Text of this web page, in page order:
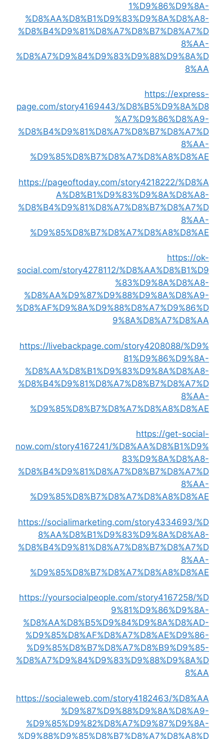
1%D9%86%D9%8A-
%D8%AA%D8%B1%D9%83%D9%8A%D8%A8-
%D8%B4%D9%81%D8%A7%D8%B7%D8%A7%D
8%AA-
%D8%A7%D9%84%D9%83%D9%88%D9%8A%D
8%AA
https://express-
page.com/story4169443/%D8%B5%D9%8A%D8
%A7%D9%86%D8%A9-
%D8%B4%D9%81%D8%A7%D8%B7%D8%A7%D
8%AA-
%D9%85%D8%B7%D8%A7%D8%A8%D8%AE
https://pageoftoday.com/story4218222/%D8%A
A%D8%B1%D9%83%D9%8A%D8%A8-
%D8%B4%D9%81%D8%A7%D8%B7%D8%A7%D
8%AA-
%D9%85%D8%B7%D8%A7%D8%A8%D8%AE
https://ok-
social.com/story4278112/%D8%AA%D8%B1%D9
%83%D9%8A%D8%A8-
%D8%AA%D9%87%D9%88%D9%8A%D8%A9-
%D8%AF%D9%8A%D9%88%D8%A7%D9%86%D
9%8A%D8%A7%D8%AA
https://livebackpage.com/story4208088/%D9%
81%D9%86%D9%8A-
%D8%AA%D8%B1%D9%83%D9%8A%D8%A8-
%D8%B4%D9%81%D8%A7%D8%B7%D8%A7%D
8%AA-
%D9%85%D8%B7%D8%A7%D8%A8%D8%AE
https://get-social-
now.com/story4167241/%D8%AA%D8%B1%D9%
83%D9%8A%D8%A8-
%D8%B4%D9%81%D8%A7%D8%B7%D8%A7%D
8%AA-
%D9%85%D8%B7%D8%A7%D8%A8%D8%AE
https://socialimarketing.com/story4334693/%D
8%AA%D8%B1%D9%83%D9%8A%D8%A8-
%D8%B4%D9%81%D8%A7%D8%B7%D8%A7%D
8%AA-
%D9%85%D8%B7%D8%A7%D8%A8%D8%AE
https://yoursocialpeople.com/story4167258/%D
9%81%D9%86%D9%8A-
%D8%AA%D8%B5%D9%84%D9%8A%D8%AD-
%D9%85%D8%AF%D8%A7%D8%AE%D9%86-
%D9%85%D8%B7%D8%A7%D8%B9%D9%85-
%D8%A7%D9%84%D9%83%D9%88%D9%8A%D
8%AA
https://socialeweb.com/story4182463/%D8%AA
%D9%87%D9%88%D9%8A%D8%A9-
%D9%85%D9%82%D8%A7%D9%87%D9%8A-
%D9%88%D9%85%D8%B7%D8%A7%D8%A8%D